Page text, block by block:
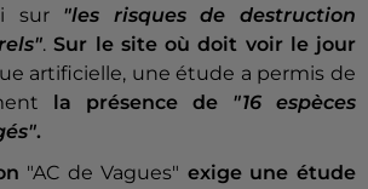
sur "les risques de destruction
.Sur le site où doit voir le jour
artificielle, une étude a permis de
la présence de "16 espèces
.
"AC de Vagues" exige une étude